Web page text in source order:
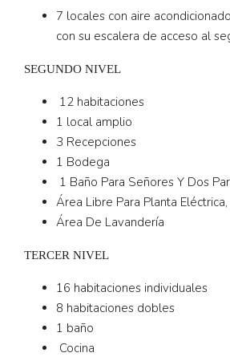
7 locales con aire
con su escalera de acceso al
SEGUNDO NIVEL
12 habitaciones
1 local amplio
3 Recepciones
1 Bodega
1 Baño Para Señores Y Dos
Área Libre Para Planta Eléctrica,
Área De Lavandería
TERCER NIVEL
16 habitaciones individuales
8 habitaciones dobles
1 baño
Cocina